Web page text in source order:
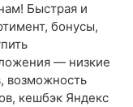
Быстрая и
бонусы,
— низкие
возможность
кешбэк Яндекс